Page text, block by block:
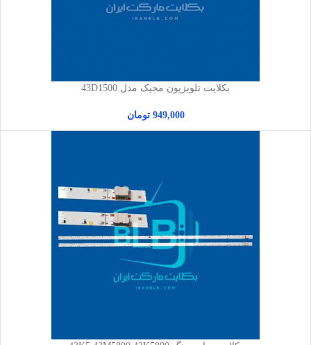
بکلایت تلویزیون مجیک مدل 43D1500
949,000 تومان